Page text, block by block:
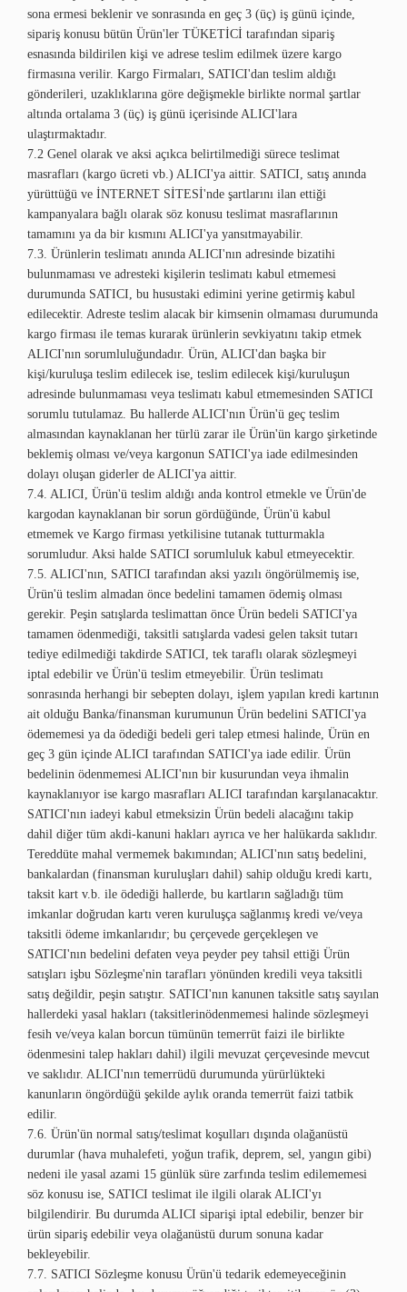
sona ermesi beklenir ve sonrasında en geç 3 (üç) iş günü içinde,
sipariş konusu bütün Ürün'ler TÜKETİCİ tarafından sipariş
esnasında bildirilen kişi ve adrese teslim edilmek üzere kargo
firmasına verilir. Kargo Firmaları, SATICI'dan teslim aldığı
gönderileri, uzaklıklarına göre değişmekle birlikte normal şartlar
altında ortalama 3 (üç) iş günü içerisinde ALICI'lara
ulaştırmaktadır.
7.2 Genel olarak ve aksi açıkca belirtilmediği sürece teslimat
masrafları (kargo ücreti vb.) ALICI'ya aittir. SATICI, satış anında
yürüttüğü ve İNTERNET SİTESİ'nde şartlarını ilan ettiği
kampanyalara bağlı olarak söz konusu teslimat masraflarının
tamamını ya da bir kısmını ALICI'ya yansıtmayabilir.
7.3. Ürünlerin teslimatı anında ALICI'nın adresinde bizatihi
bulunmaması ve adresteki kişilerin teslimatı kabul etmemesi
durumunda SATICI, bu husustaki edimini yerine getirmiş kabul
edilecektir. Adreste teslim alacak bir kimsenin olmaması durumunda
kargo firması ile temas kurarak ürünlerin sevkiyatını takip etmek
ALICI'nın sorumluluğundadır. Ürün, ALICI'dan başka bir
kişi/kuruluşa teslim edilecek ise, teslim edilecek kişi/kuruluşun
adresinde bulunmaması veya teslimatı kabul etmemesinden SATICI
sorumlu tutulamaz. Bu hallerde ALICI'nın Ürün'ü geç teslim
almasından kaynaklanan her türlü zarar ile Ürün'ün kargo şirketinde
beklemiş olması ve/veya kargonun SATICI'ya iade edilmesinden
dolayı oluşan giderler de ALICI'ya aittir.
7.4. ALICI, Ürün'ü teslim aldığı anda kontrol etmekle ve Ürün'de
kargodan kaynaklanan bir sorun gördüğünde, Ürün'ü kabul
etmemek ve Kargo firması yetkilisine tutanak tutturmakla
sorumludur. Aksi halde SATICI sorumluluk kabul etmeyecektir.
7.5. ALICI'nın, SATICI tarafından aksi yazılı öngörülmemiş ise,
Ürün'ü teslim almadan önce bedelini tamamen ödemiş olması
gerekir. Peşin satışlarda teslimattan önce Ürün bedeli SATICI'ya
tamamen ödenmediği, taksitli satışlarda vadesi gelen taksit tutarı
tediye edilmediği takdirde SATICI, tek taraflı olarak sözleşmeyi
iptal edebilir ve Ürün'ü teslim etmeyebilir. Ürün teslimatı
sonrasında herhangi bir sebepten dolayı, işlem yapılan kredi kartının
ait olduğu Banka/finansman kurumunun Ürün bedelini SATICI'ya
ödememesi ya da ödediği bedeli geri talep etmesi halinde, Ürün en
geç 3 gün içinde ALICI tarafından SATICI'ya iade edilir. Ürün
bedelinin ödenmemesi ALICI'nın bir kusurundan veya ihmalin
kaynaklanıyor ise kargo masrafları ALICI tarafından karşılanacaktır.
SATICI'nın iadeyi kabul etmeksizin Ürün bedeli alacağını takip
dahil diğer tüm akdi-kanuni hakları ayrıca ve her halükarda saklıdır.
Tereddüte mahal vermemek bakımından; ALICI'nın satış bedelini,
bankalardan (finansman kuruluşları dahil) sahip olduğu kredi kartı,
taksit kart v.b. ile ödediği hallerde, bu kartların sağladığı tüm
imkanlar doğrudan kartı veren kuruluşça sağlanmış kredi ve/veya
taksitli ödeme imkanlarıdır; bu çerçevede gerçekleşen ve
SATICI'nın bedelini defaten veya peyder pey tahsil ettiği Ürün
satışları işbu Sözleşme'nin tarafları yönünden kredili veya taksitli
satış değildir, peşin satıştır. SATICI'nın kanunen taksitle satış sayılan
hallerdeki yasal hakları (taksitlerinödenmemesi halinde sözleşmeyi
fesih ve/veya kalan borcun tümünün temerrüt faizi ile birlikte
ödenmesini talep hakları dahil) ilgili mevuzat çerçevesinde mevcut
ve saklıdır. ALICI'nın temerrüdü durumunda yürürlükteki
kanunların öngördüğü şekilde aylık oranda temerrüt faizi tatbik
edilir.
7.6. Ürün'ün normal satış/teslimat koşulları dışında olağanüstü
durumlar (hava muhalefeti, yoğun trafik, deprem, sel, yangın gibi)
nedeni ile yasal azami 15 günlük süre zarfında teslim edilememesi
söz konusu ise, SATICI teslimat ile ilgili olarak ALICI'yı
bilgilendirir. Bu durumda ALICI siparişi iptal edebilir, benzer bir
ürün sipariş edebilir veya olağanüstü durum sonuna kadar
bekleyebilir.
7.7. SATICI Sözleşme konusu Ürün'ü tedarik edemeyeceğinin